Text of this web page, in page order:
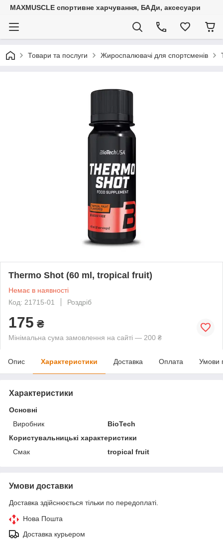
MAXMUSCLE спортивне харчування, БАДи, аксесуари
Товари та послуги Жироспалювачі для спортсменів
Thermo Shot (60 ml, tropical fruit)
Немає в наявності
Код: 21715-01
Роздріб
175 ₴
Мінімальна сума замовлення на сайті — 200 ₴
Опис Характеристики Доставка Оплата Умови
Характеристики
Основні
Виробник
BioTech
Користувальницькі характеристики
Смак
tropical fruit
Умови доставки
Доставка здійснюється тільки по передоплаті.
Нова Пошта
Доставка курьером